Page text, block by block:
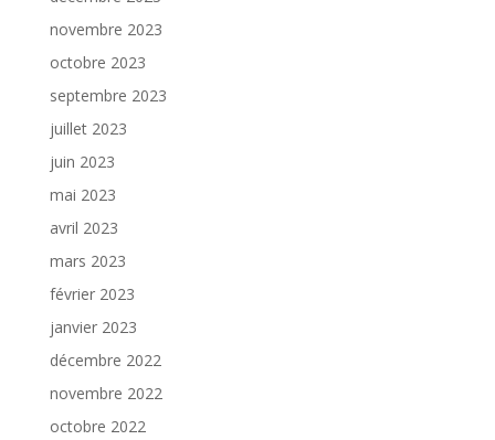
novembre 2023
octobre 2023
septembre 2023
juillet 2023
juin 2023
mai 2023
avril 2023
mars 2023
février 2023
janvier 2023
décembre 2022
novembre 2022
octobre 2022